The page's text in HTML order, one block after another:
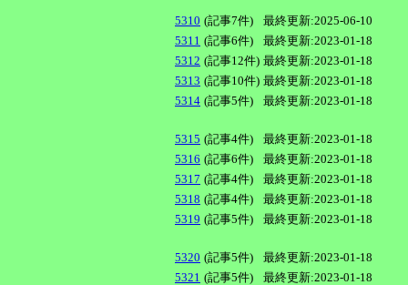
5310 (記事7件)
最終更新:2025-06-10
5311 (記事6件)
最終更新:2023-01-18
5312 (記事12件) 最終更新:2023-01-18
5313 (記事10件) 最終更新:2023-01-18
5314 (記事5件) 最終更新:2023-01-18
5315 (記事4件)
最終更新:2023-01-18
5316 (記事6件)
最終更新:2023-01-18
5317 (記事4件)
最終更新:2023-01-18
5318 (記事4件)
最終更新:2023-01-18
5319 (記事5件) 最終更新:2023-01-18
5320 (記事5件)
最終更新:2023-01-18
5321 (記事5件)
最終更新:2023-01-18